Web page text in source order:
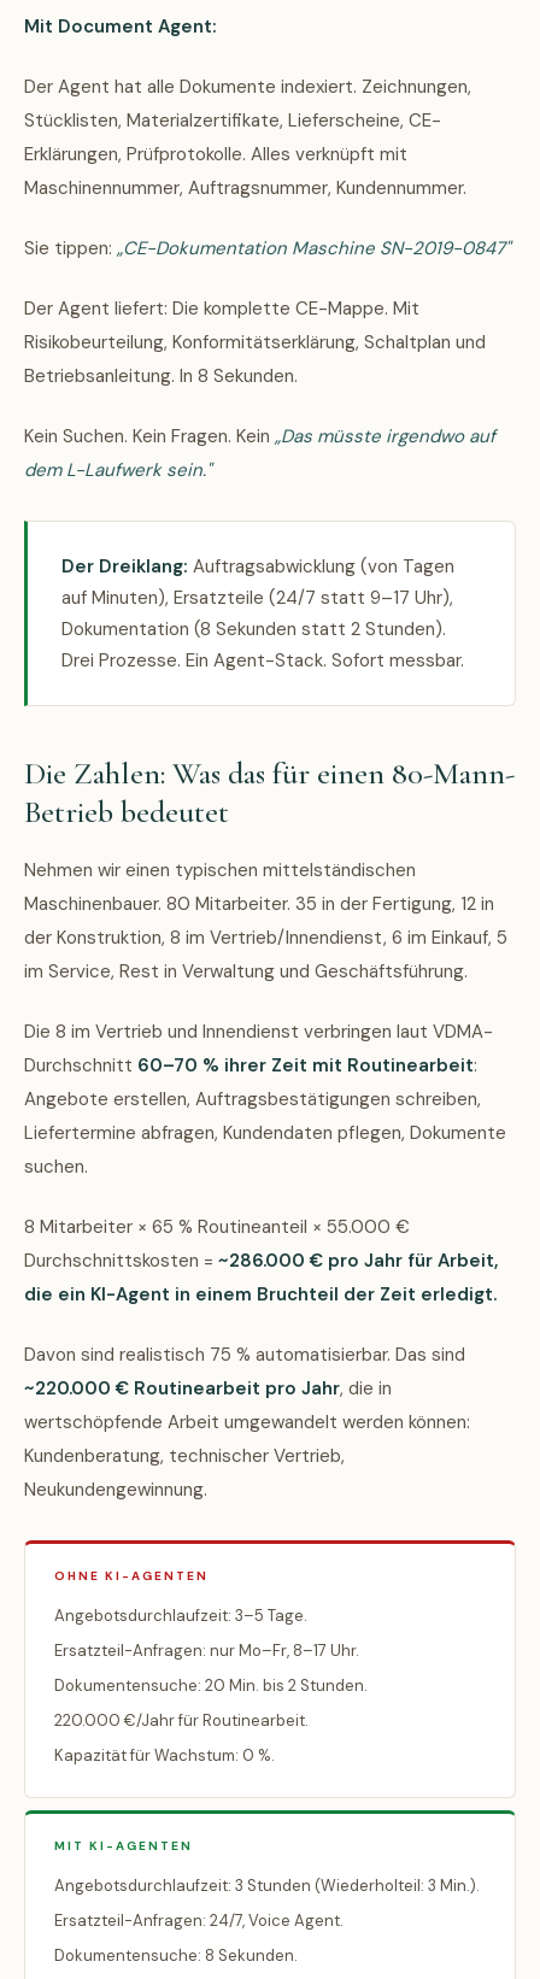
Mit Document Agent:
Der Agent hat alle Dokumente indexiert. Zeichnungen,
Stücklisten, Materialzertifikate, Lieferscheine, CE-
Erklärungen, Prüfprotokolle. Alles verknüpft mit
Maschinennummer, Auftragsnummer, Kundennummer.
Sie tippen: „CE-Dokumentation Maschine SN-2019-0847"
Der Agent liefert: Die komplette CE-Mappe. Mit
Risikobeurteilung, Konformitätserklärung, Schaltplan und
Betriebsanleitung. In 8 Sekunden.
Kein Suchen. Kein Fragen. Kein „Das müsste irgendwo auf
dem L-Laufwerk sein."
Der Dreiklang: Auftragsabwicklung (von Tagen
auf Minuten), Ersatzteile (24/7 statt 9–17 Uhr),
Dokumentation (8 Sekunden statt 2 Stunden).
Drei Prozesse. Ein Agent-Stack. Sofort messbar.
Die Zahlen: Was das für einen 80-Mann-
Betrieb bedeutet
Nehmen wir einen typischen mittelständischen
Maschinenbauer. 80 Mitarbeiter. 35 in der Fertigung, 12 in
der Konstruktion, 8 im Vertrieb/Innendienst, 6 im Einkauf, 5
im Service, Rest in Verwaltung und Geschäftsführung.
Die 8 im Vertrieb und Innendienst verbringen laut VDMA-
Durchschnitt 60–70 % ihrer Zeit mit Routinearbeit:
Angebote erstellen, Auftragsbestätigungen schreiben,
Liefertermine abfragen, Kundendaten pflegen, Dokumente
suchen.
8 Mitarbeiter × 65 % Routineanteil × 55.000 €
Durchschnittskosten = ~286.000 € pro Jahr für Arbeit,
die ein KI-Agent in einem Bruchteil der Zeit erledigt.
Davon sind realistisch 75 % automatisierbar. Das sind
~220.000 € Routinearbeit pro Jahr, die in
wertschöpfende Arbeit umgewandelt werden können:
Kundenberatung, technischer Vertrieb,
Neukundengewinnung.
OHNE KI-AGENTEN
Angebotsdurchlaufzeit: 3–5 Tage.
Ersatzteil-Anfragen: nur Mo–Fr, 8–17 Uhr.
Dokumentensuche: 20 Min. bis 2 Stunden.
220.000 €/Jahr für Routinearbeit.
Kapazität für Wachstum: 0 %.
MIT KI-AGENTEN
Angebotsdurchlaufzeit: 3 Stunden (Wiederholteil: 3 Min.).
Ersatzteil-Anfragen: 24/7, Voice Agent.
Dokumentensuche: 8 Sekunden.